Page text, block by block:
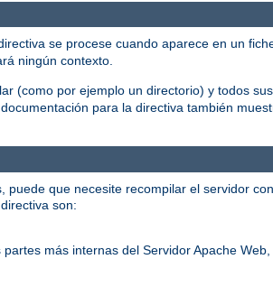
se procese cuando aparece en un
ningún contexto.
(como por ejemplo un directorio) y todos
para la directiva también
que necesite recompilar el servidor
son:
más internas del Servidor Apache